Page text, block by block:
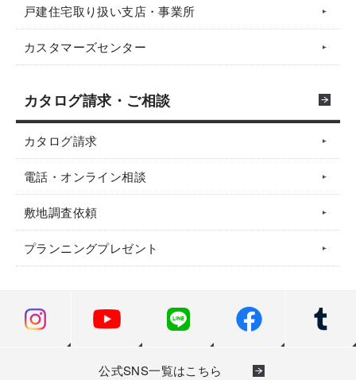
戸建住宅取り扱い支店・事業所
カスタマーズセンター
カタログ請求・ご相談
カタログ請求
電話・オンライン相談
敷地調査依頼
プランニングプレゼント
公式SNS一覧はこちら